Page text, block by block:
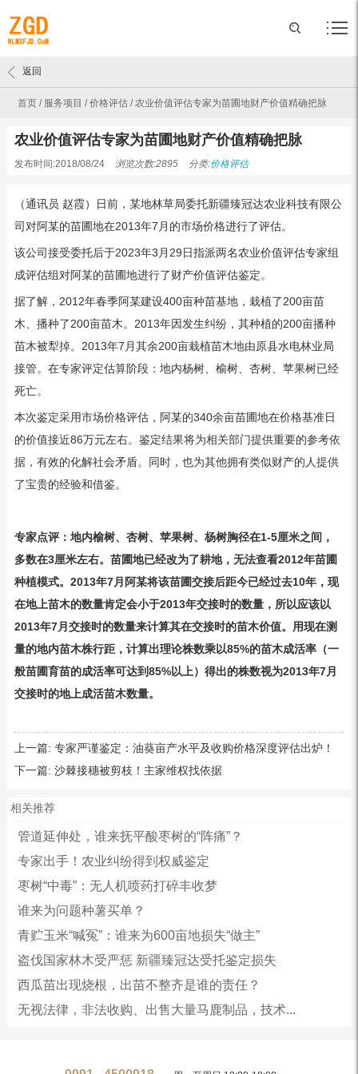
首页 / 服务项目 /价格评估 /农业价值评估专家为苗圃地财产价值精确把脉
返回
农业价值评估专家为苗圃地财产价值精确把脉
发布时间:2018/08/24 浏览次数:2895 分类:价格评估
（通讯员 赵霞）日前，某地林草局委托新疆臻冠达农业科技有限公
司对阿某的苗圃地在2013年7月的市场价格进行了评估。
该公司接受委托后于2023年3月29日指派两名农业价值评估专家组
成评估组对阿某的苗圃地进行了财产价值评估鉴定。
据了解，2012年春季阿某建设400亩种苗基地，栽植了200亩苗
木、播种了200亩苗木。2013年因发生纠纷，其种植的200亩播种
苗木被犁掉。2013年7月其余200亩栽植苗木地由原县水电林业局
接管。在专家评定估算阶段：地内杨树、榆树、杏树、苹果树已经
死亡。
本次鉴定采用市场价格评估，阿某的340余亩苗圃地在价格基准日
的价值接近86万元左右。鉴定结果将为相关部门提供重要的参考依
据，有效的化解社会矛盾。同时，也为其他拥有类似财产的人提供
了宝贵的经验和借鉴。
专家点评：地内榆树、杏树、苹果树、杨树胸径在1-5厘米之间，
多数在3厘米左右。苗圃地已经改为了耕地，无法查看2012年苗圃
种植模式。2013年7月阿某将该苗圃交接后距今已经过去10年，现
在地上苗木的数量肯定会小于2013年交接时的数量，所以应该以
2013年7月交接时的数量来计算其在交接时的苗木价值。用现在测
量的地内苗木株行距，计算出理论株数乘以85%的苗木成活率（一
般苗圃育苗的成活率可达到85%以上）得出的株数视为2013年7月
交接时的地上成活苗木数量。
上一篇: 专家严谨鉴定：油葵亩产水平及收购价格深度评估出炉！
下一篇: 沙棘接穗被剪枝！主家维权找依据
相关推荐
管道延伸处，谁来抚平酸枣树的“阵痛”？
专家出手！农业纠纷得到权威鉴定
枣树“中毒”：无人机喷药打碎丰收梦
谁来为问题种薯买单？
青贮玉米“喊冤”：谁来为600亩地损失“做主”
盗伐国家林木受严惩 新疆臻冠达受托鉴定损失
西瓜苗出现烧根，出苗不整齐是谁的责任？
无视法律，非法收购、出售大量马鹿制品，技术...